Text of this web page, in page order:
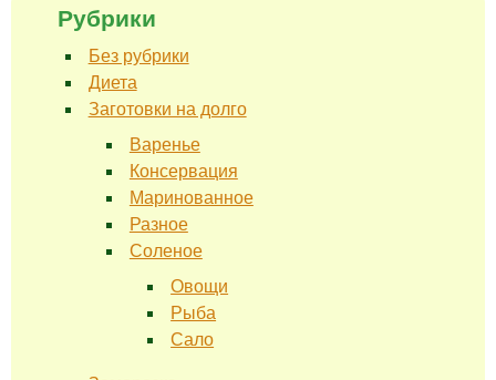
Рубрики
Без рубрики
Диета
Заготовки на долго
Варенье
Консервация
Маринованное
Разное
Соленое
Овощи
Рыба
Сало